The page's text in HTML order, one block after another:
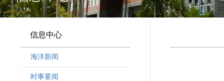
信息中心
海洋新闻
时事要闻